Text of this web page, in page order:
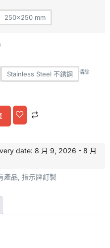
250x250 mm
Stainless Steel 不銹鋼 清除
date: 8 月 9, 2026 - 8 月
產品 指示牌訂製